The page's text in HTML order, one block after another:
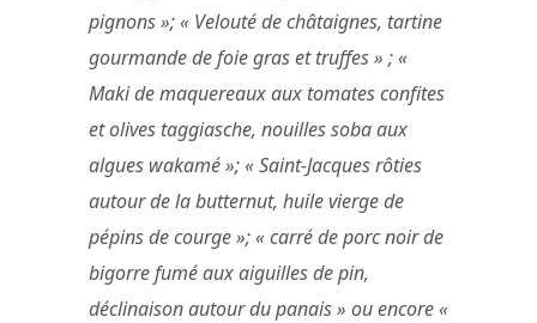
pignons »; « Velouté de châtaignes, tartine
gourmande de foie gras et truffes » ; «
Maki de maquereaux aux tomates confites
et olives taggiasche, nouilles soba aux
algues wakamé »; « Saint-Jacques rôties
autour de la butternut, huile vierge de
pépins de courge »; « carré de porc noir de
bigorre fumé aux aiguilles de pin,
déclinaison autour du panais » ou encore «